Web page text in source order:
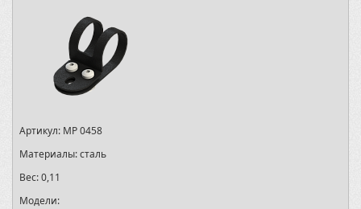
Артикул: MP 0458
Материалы:сталь
Вес:0,11
Модели: